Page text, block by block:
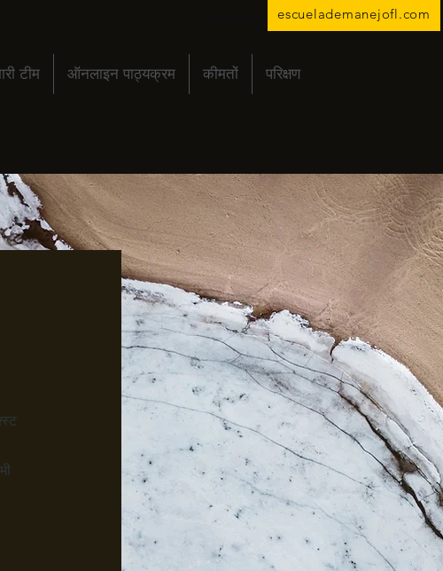
escuelademanejofl.com
टीम ऑनलाइन पाठ्यक्रम कीमतों परिक्षण